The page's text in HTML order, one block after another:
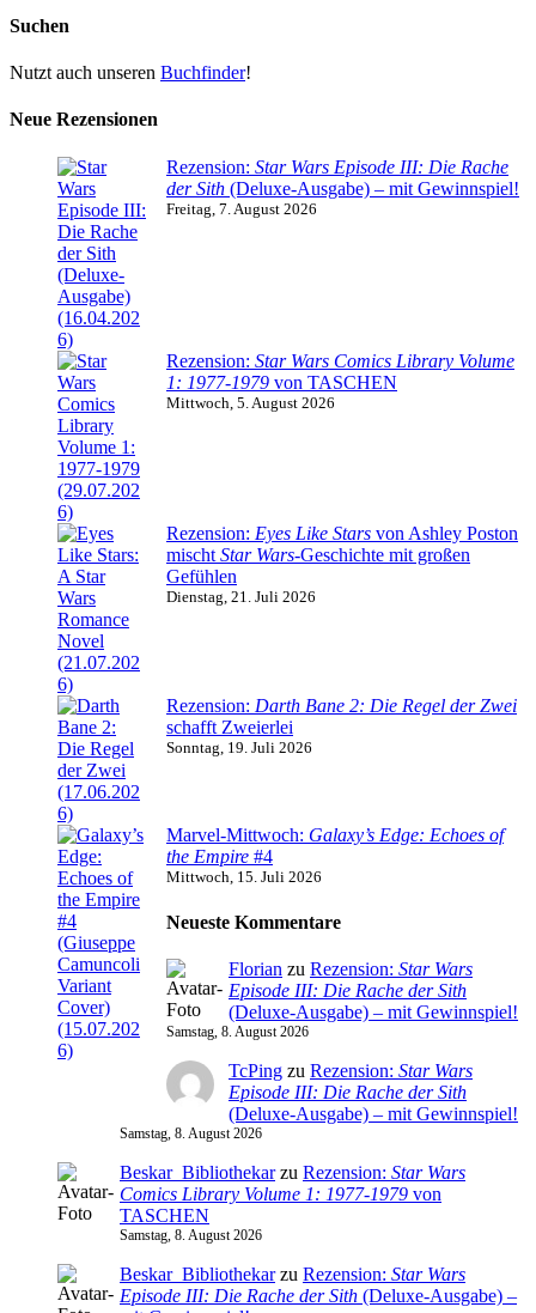
Suchen
Nutzt auch unseren Buchfinder!
Neue Rezensionen
Rezension: Star Wars Episode III: Die Rache
der Sith (Deluxe-Ausgabe) – mit Gewinnspiel!
Freitag, 7. August 2026
Rezension: Star Wars Comics Library Volume
1: 1977-1979 von TASCHEN
Mittwoch, 5. August 2026
Rezension: Eyes Like Stars von Ashley Poston
mischt Star Wars-Geschichte mit großen
Gefühlen
Dienstag, 21. Juli 2026
Rezension: Darth Bane 2: Die Regel der Zwei
schafft Zweierlei
Sonntag, 19. Juli 2026
Marvel-Mittwoch: Galaxy’s Edge: Echoes of
the Empire #4
Mittwoch, 15. Juli 2026
Neueste Kommentare
Florian zu Rezension: Star Wars
Episode III: Die Rache der Sith
(Deluxe-Ausgabe) – mit Gewinnspiel!
Samstag, 8. August 2026
TcPing zu Rezension: Star Wars
Episode III: Die Rache der Sith
(Deluxe-Ausgabe) – mit Gewinnspiel!
Samstag, 8. August 2026
Beskar_Bibliothekarzu Rezension: Star Wars
Comics Library Volume 1: 1977-1979 von
TASCHEN
Samstag, 8. August 2026
Beskar_Bibliothekarzu Rezension: Star Wars
Episode III: Die Rache der Sith (Deluxe-Ausgabe) –